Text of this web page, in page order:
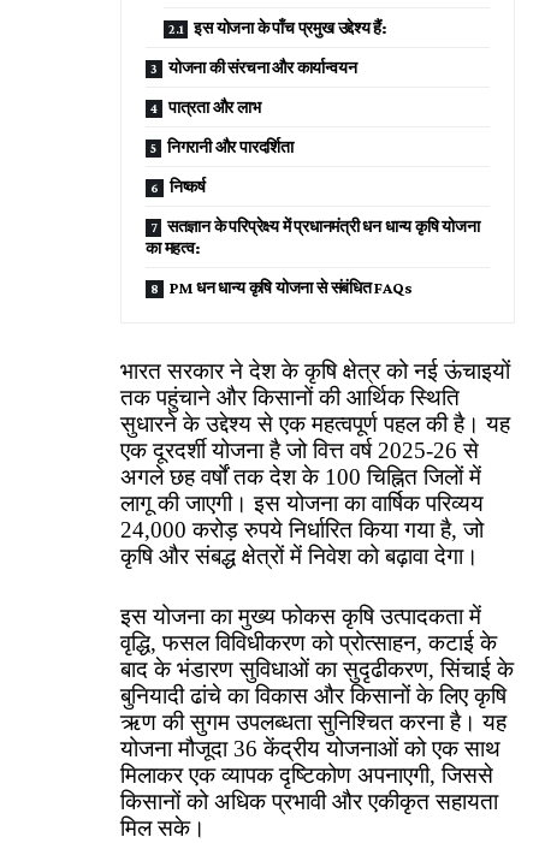
इस योजना के पाँच प्रमुख उद्देश्य हैं:
योजना की संरचना और कार्यान्वयन
पात्रता और लाभ
निगरानी और पारदर्शिता
निष्कर्ष
सतज्ञान के परिप्रेक्ष्य में प्रधानमंत्री धन धान्य कृषि योजना
का महत्व:
PM धन धान्य कृषि योजना से संबंधित FAQs
भारत सरकार ने देश के कृषि क्षेत्र को नई ऊंचाइयों
तक पहुंचाने और किसानों की आर्थिक स्थिति
सुधारने के उद्देश्य से एक महत्वपूर्ण पहल की है। यह
एक दूरदर्शी योजना है जो वित्त वर्ष 2025-26 से
अगले छह वर्षों तक देश के 100 चिह्नित जिलों में
लागू की जाएगी। इस योजना का वार्षिक परिव्यय
24,000 करोड़ रुपये निर्धारित किया गया है, जो
कृषि और संबद्ध क्षेत्रों में निवेश को बढ़ावा देगा।
इस योजना का मुख्य फोकस कृषि उत्पादकता में
वृद्धि, फसल विविधीकरण को प्रोत्साहन, कटाई के
बाद के भंडारण सुविधाओं का सुदृढीकरण, सिंचाई के
बुनियादी ढांचे का विकास और किसानों के लिए कृषि
ऋण की सुगम उपलब्धता सुनिश्चित करना है। यह
योजना मौजूदा 36 केंद्रीय योजनाओं को एक साथ
मिलाकर एक व्यापक दृष्टिकोण अपनाएगी, जिससे
किसानों को अधिक प्रभावी और एकीकृत सहायता
मिल सके।